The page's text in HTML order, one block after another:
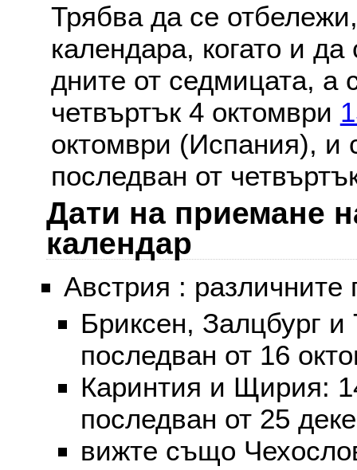
Трябва да се
календара, когато и
дните от седмицата, а
четвъртък 4 октомври
октомври (Испания), и
последван от
Дати на приемане
календар
Австрия :
Бриксен, Залцбург
последван от 16
Каринтия и Щирия:
последван от 25
вижте също